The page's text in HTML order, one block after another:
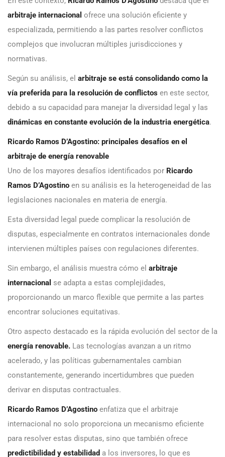
arbitraje internacional ofrece una solución eficiente y
especializada, permitiendo a las partes resolver conflictos
complejos que involucran múltiples jurisdicciones y
normativas.
Según su análisis, el arbitraje se está consolidando como la
vía preferida para la resolución de conflictos en este sector,
debido a su capacidad para manejar la diversidad legal y las
dinámicas en constante evolución de la industria energética.
Ricardo Ramos D’Agostino: principales desafíos en el
arbitraje de energía renovable
Uno de los mayores desafíos identificados por Ricardo
Ramos D’Agostino en su análisis es la heterogeneidad de las
legislaciones nacionales en materia de energía.
Esta diversidad legal puede complicar la resolución de
disputas, especialmente en contratos internacionales donde
intervienen múltiples países con regulaciones diferentes.
Sin embargo, el análisis muestra cómo el arbitraje
internacional se adapta a estas complejidades,
proporcionando un marco flexible que permite a las partes
encontrar soluciones equitativas.
Otro aspecto destacado es la rápida evolución del sector de la
energía renovable. Las tecnologías avanzan a un ritmo
acelerado, y las políticas gubernamentales cambian
constantemente, generando incertidumbres que pueden
derivar en disputas contractuales.
Ricardo Ramos D’Agostino enfatiza que el arbitraje
internacional no solo proporciona un mecanismo eficiente
para resolver estas disputas, sino que también ofrece
predictibilidad y estabilidad a los inversores, lo que es